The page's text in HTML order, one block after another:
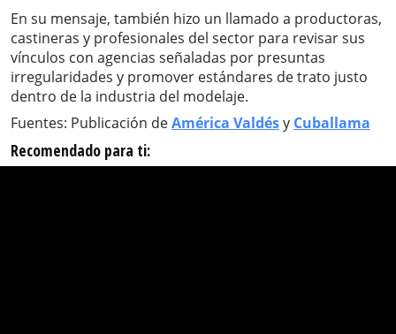
En su mensaje, también hizo un llamado a productoras,
castineras y profesionales del sector para revisar sus
vínculos con agencias señaladas por presuntas
irregularidades y promover estándares de trato justo
dentro de la industria del modelaje.
Fuentes: Publicación deAmérica Valdésy Cuballama
Recomendado para ti: